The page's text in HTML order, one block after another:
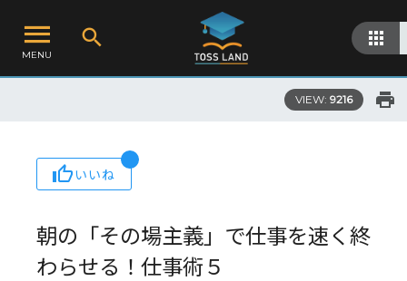
MENU
VIEW: 9216
いいね
朝の「その場主義」で仕事を速く終
わらせる！仕事術５